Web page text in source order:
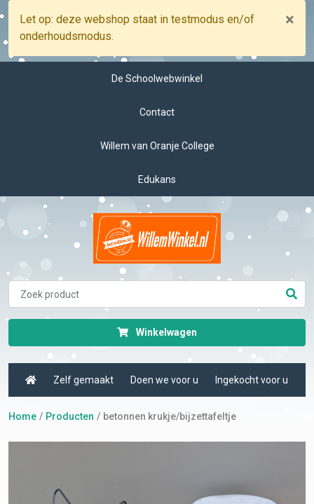
×
Let op: deze webshop staat in testmodus en/of
onderhoudsmodus.
De Schoolwebwinkel
Contact
Willem van Oranje College
Edukans
Winkelwagen
Zelf gemaakt Doen we voor u Ingekocht voor u
Home Producten betonnen krukje/bijzettafeltje